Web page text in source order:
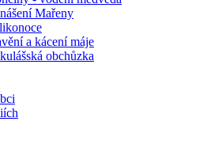
Mařeny
a kácení máje
obchůzka